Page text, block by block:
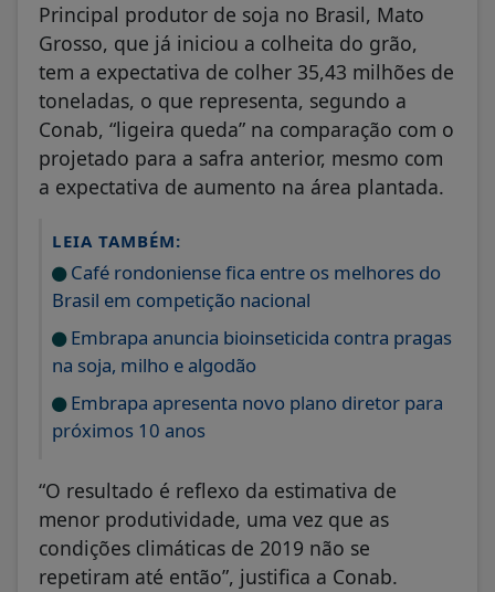
Principal produtor de soja no Brasil, Mato
Grosso, que já iniciou a colheita do grão,
tem a expectativa de colher 35,43 milhões de
toneladas, o que representa, segundo a
Conab, “ligeira queda” na comparação com o
projetado para a safra anterior, mesmo com
a expectativa de aumento na área plantada.
LEIA TAMBÉM:
Café rondoniense fica entre os melhores do
Brasil em competição nacional
Embrapa anuncia bioinseticida contra pragas
na soja, milho e algodão
Embrapa apresenta novo plano diretor para
próximos 10 anos
“O resultado é reflexo da estimativa de
menor produtividade, uma vez que as
condições climáticas de 2019 não se
repetiram até então”, justifica a Conab.